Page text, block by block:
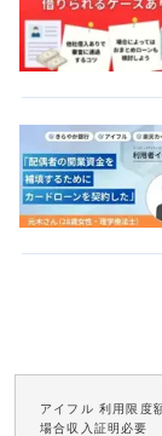
アイフル 利用限度
場合収入証明必要